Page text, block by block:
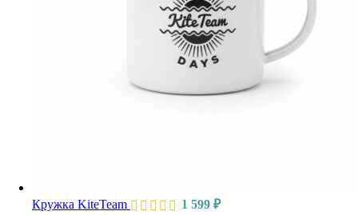
Кружка KiteTeam 1 599 ₽